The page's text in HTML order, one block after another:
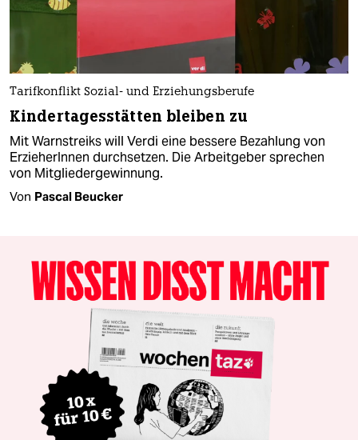
Tarifkonflikt Sozial- und Erziehungsberufe
Kindertagesstätten bleiben zu
Mit Warnstreiks will Verdi eine bessere Bezahlung von
ErzieherInnen durchsetzen. Die Arbeitgeber sprechen
von Mitgliedergewinnung.
Von Pascal Beucker